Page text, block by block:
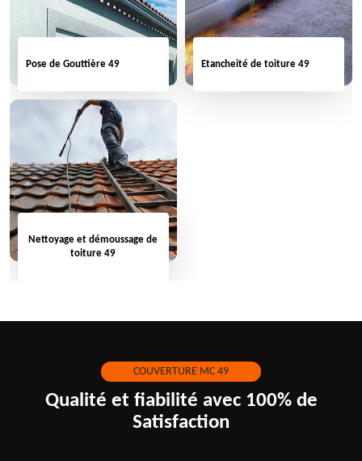
Pose de Gouttière 49 Etancheité de toiture 49
Nettoyage et démoussage de
toiture 49
COUVERTURE MC 49
Qualité et fiabilité avec 100% de
Satisfaction